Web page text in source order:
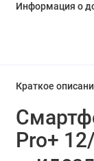
Информация о
Краткое
Pro+